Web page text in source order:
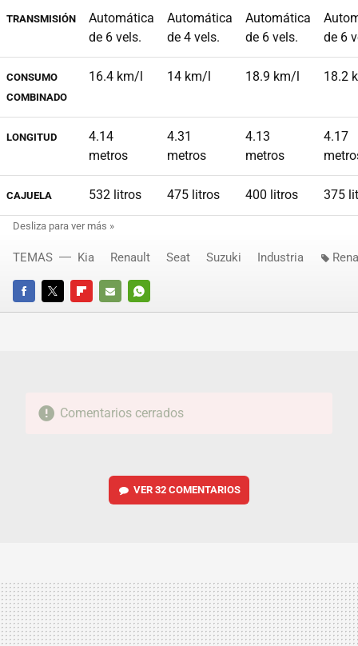
TRANSMISIÓN
Automática
de 6 vels.
Automática
de 4 vels.
Automática
de 6 vels.
de 6
CONSUMO
COMBINADO
16.4 km/l 14 km/l 18.9 km/l 18.2
LONGITUD
4.14
metros
4.31
metros
4.13
metros
4.17
CAJUELA 532 litros 475 litros 400 litros 375
FACEBOOKTWITTERFLIPBOARD
E-
WHATSAPP
TEMAS Kia Renault Seat Suzuki Industria
Comentarios cerrados
VER 32 COMENTARIOS